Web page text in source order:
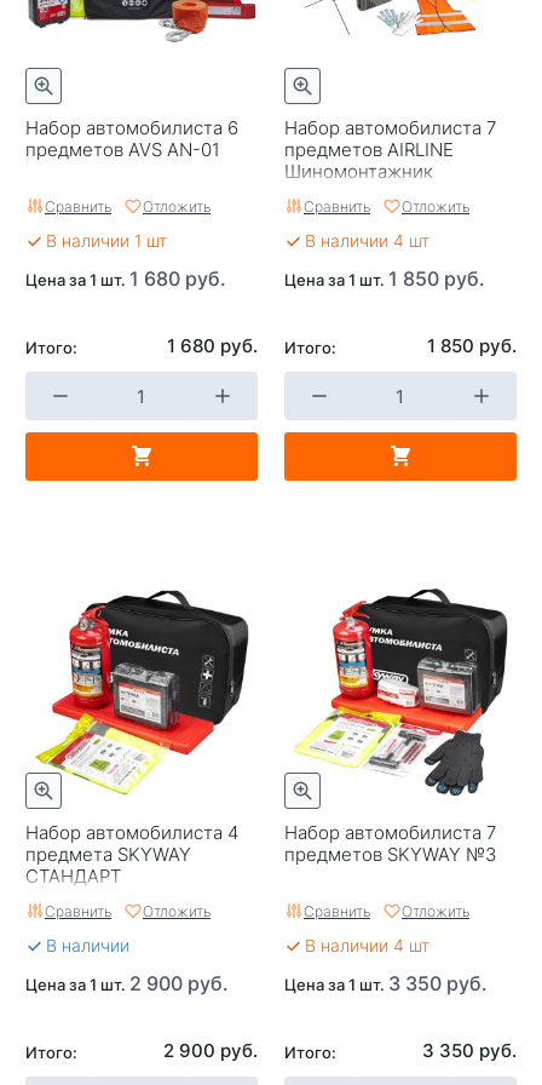
Набор автомобилиста 6
предметов AVS AN-01
Сравнить Отложить
В наличии 1 шт
Цена за 1 шт. 1 680 руб.
Итого: 1 680 руб.
Набор автомобилиста 7
предметов AIRLINE
Шиномонтажник
Сравнить Отложить
В наличии 4 шт
Цена за 1 шт. 1 850 руб.
Итого: 1 850 руб.
Набор автомобилиста 4
предмета SKYWAY
СТАНДАРТ
Сравнить Отложить
В наличии
Цена за 1 шт. 2 900 руб.
Итого: 2 900 руб.
Набор автомобилиста 7
предметов SKYWAY №3
Сравнить Отложить
В наличии 4 шт
Цена за 1 шт. 3 350 руб.
Итого: 3 350 руб.